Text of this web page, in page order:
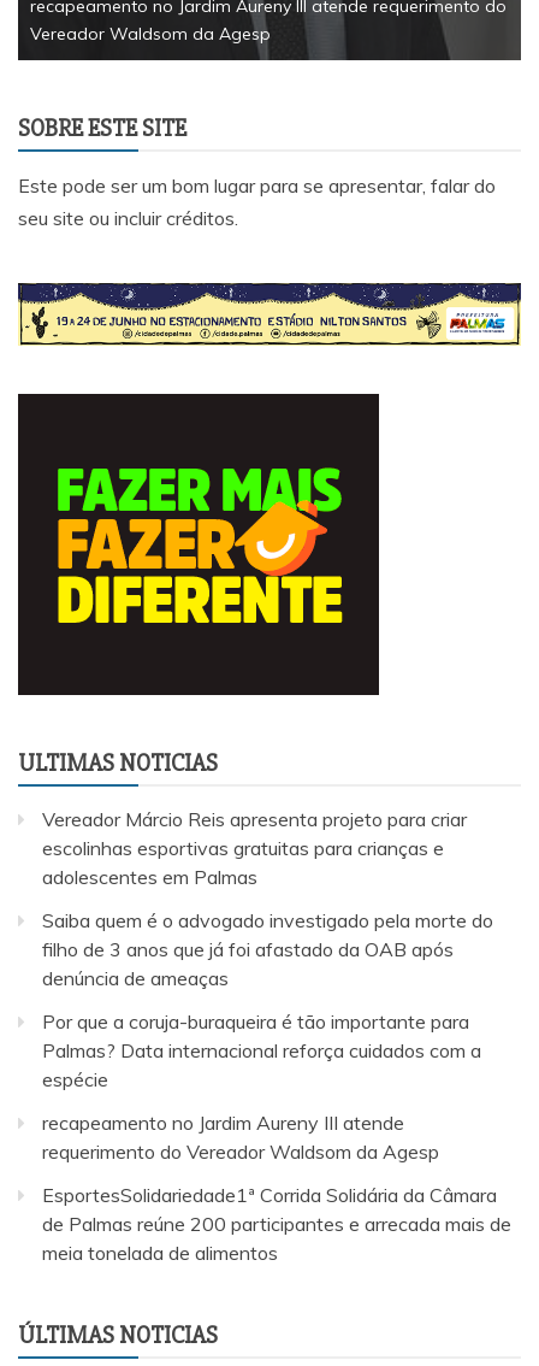
recapeamento no Jardim Aureny III atende requerimento do
Vereador Waldsom da Agesp
SOBRE ESTE SITE
Este pode ser um bom lugar para se apresentar, falar do
seu site ou incluir créditos.
ULTIMAS NOTICIAS
Vereador Márcio Reis apresenta projeto para criar
escolinhas esportivas gratuitas para crianças e
adolescentes em Palmas
Saiba quem é o advogado investigado pela morte do
filho de 3 anos que já foi afastado da OAB após
denúncia de ameaças
Por que a coruja-buraqueira é tão importante para
Palmas? Data internacional reforça cuidados com a
espécie
recapeamento no Jardim Aureny III atende
requerimento do Vereador Waldsom da Agesp
EsportesSolidariedade1ª Corrida Solidária da Câmara
de Palmas reúne 200 participantes e arrecada mais de
meia tonelada de alimentos
ÚLTIMAS NOTICIAS